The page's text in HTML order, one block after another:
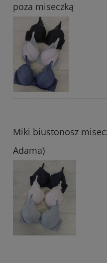
poza miseczką
Miki biustonosz
Adama)